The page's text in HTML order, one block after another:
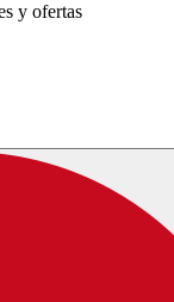
y ofertas